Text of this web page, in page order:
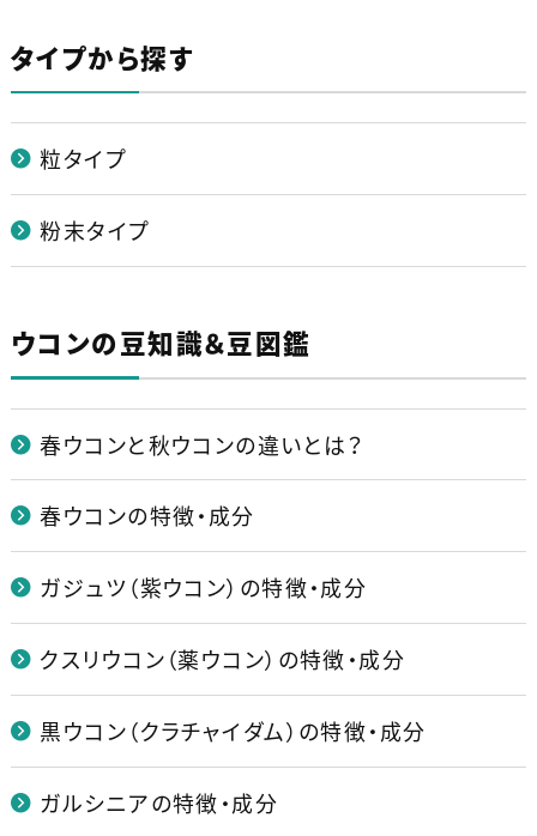
タイプから探す
粒タイプ
粉末タイプ
ウコンの豆知識＆豆図鑑
春ウコンと秋ウコンの違いとは？
春ウコンの特徴・成分
ガジュツ（紫ウコン）の特徴・成分
クスリウコン（薬ウコン）の特徴・成分
黒ウコン（クラチャイダム）の特徴・成分
ガルシニアの特徴・成分